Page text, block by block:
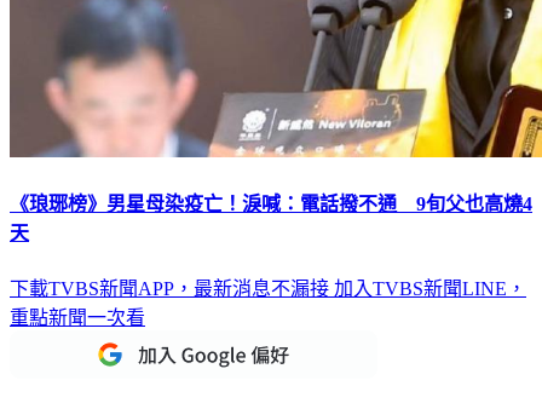
《琅琊榜》男星母染疫亡！淚喊：電話撥不通 9旬父也高燒4
天
下載TVBS新聞APP，最新消息不漏接 加入TVBS新聞LINE，
重點新聞一次看